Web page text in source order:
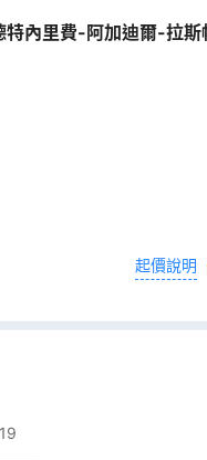
特內里費-阿加迪爾-拉
起價說明